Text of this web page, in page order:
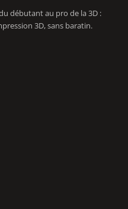
débutant au pro de la 3D :
3D, sans baratin.